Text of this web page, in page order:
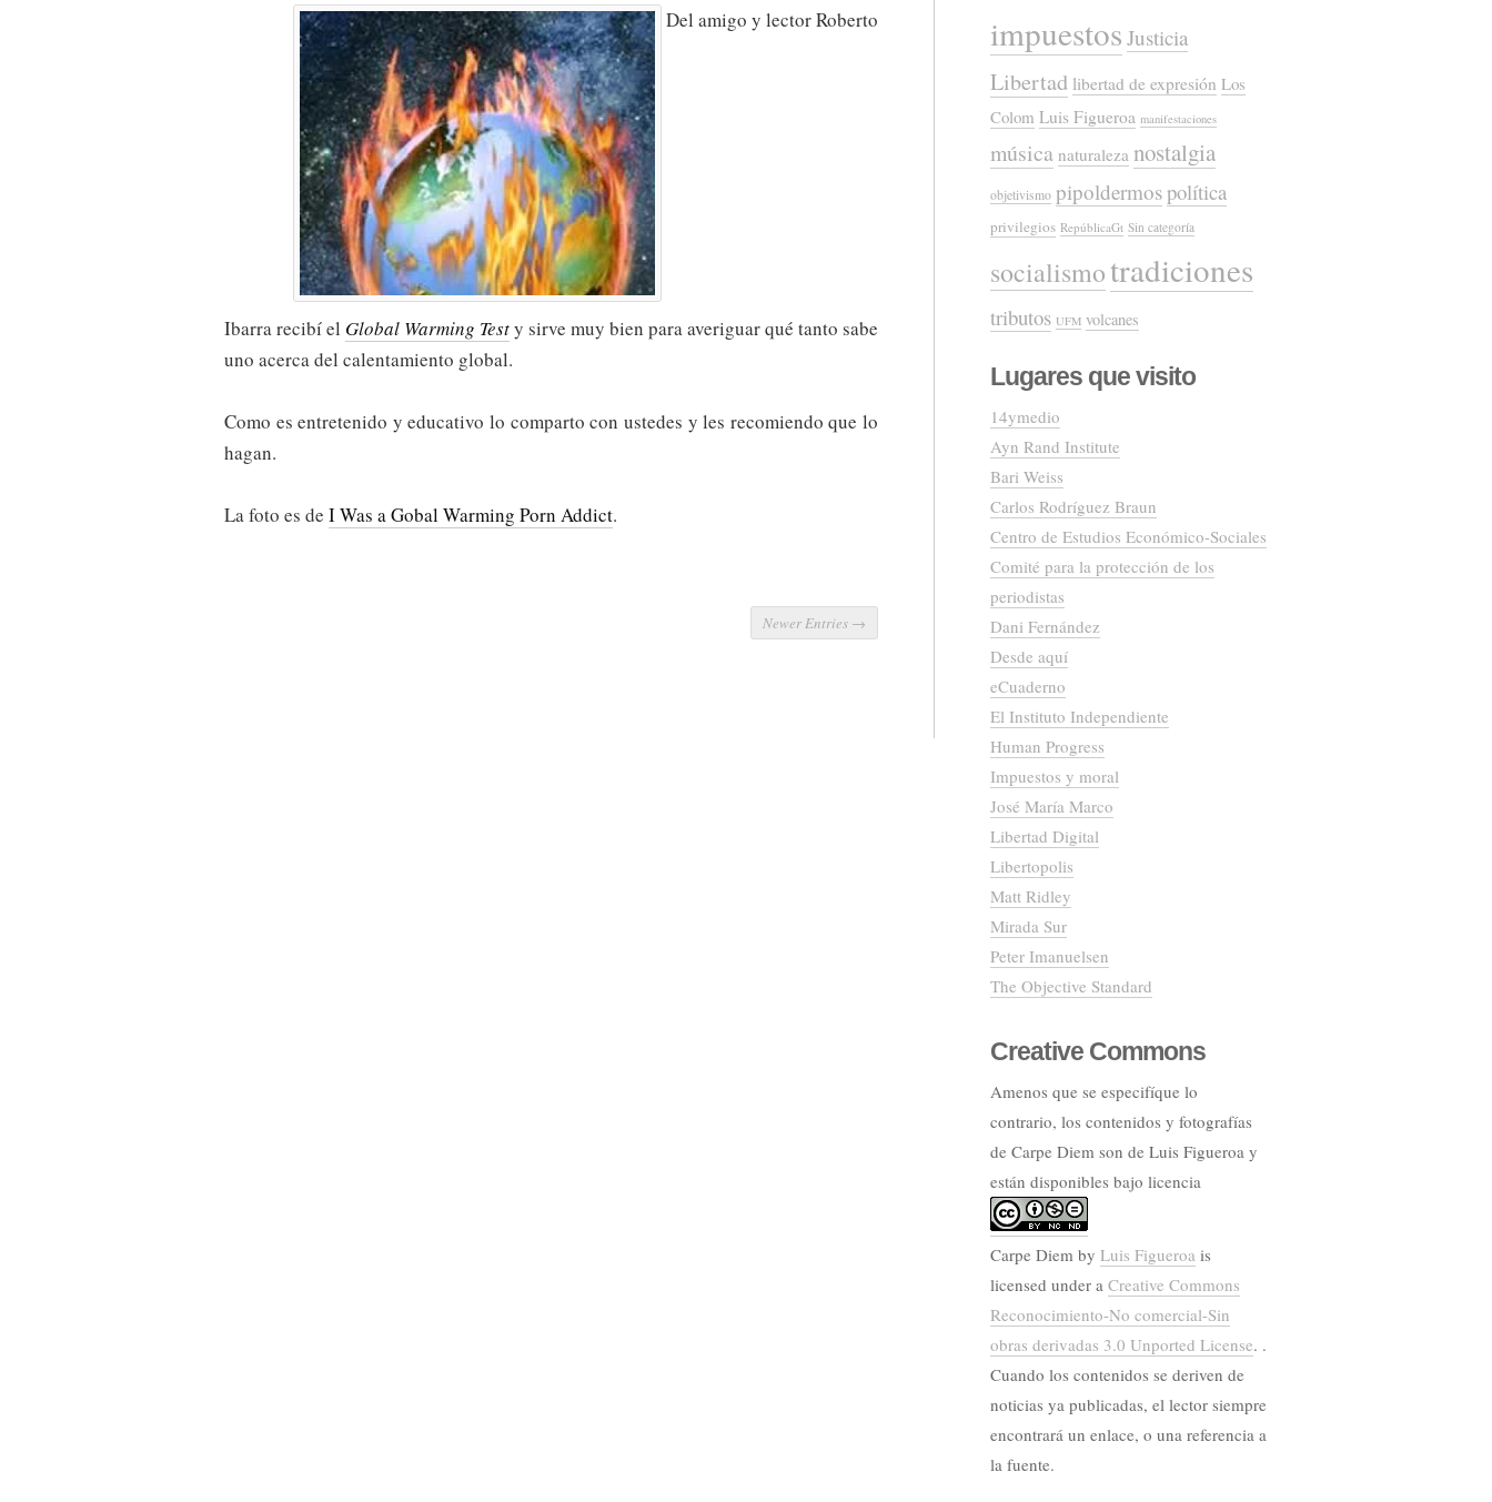
Del amigo y lector Roberto
Ibarra recibí el Global Warming Testy sirve muy bien para averiguar qué tanto sabe
uno acerca del calentamiento global.
Como es entretenido y educativo lo comparto con ustedes y les recomiendo que lo
hagan.
La foto es de I Was a Gobal Warming Porn Addict.
Newer Entries →
impuestos Justicia
Libertad libertad de expresión Los
Colom Luis Figueroa manifestaciones
música naturaleza nostalgia
objetivismo pipoldermospolítica
privilegios RepúblicaGt Sin categoría
socialismotradiciones
tributos UFM volcanes
Lugares que visito
14ymedio
Ayn Rand Institute
Bari Weiss
Carlos Rodríguez Braun
Centro de Estudios Económico-Sociales
Comité para la protección de los
periodistas
Dani Fernández
Desde aquí
eCuaderno
El Instituto Independiente
Human Progress
Impuestos y moral
José María Marco
Libertad Digital
Libertopolis
Matt Ridley
Mirada Sur
Peter Imanuelsen
The Objective Standard
Creative Commons
Amenos que se especifíque lo
contrario, los contenidos y fotografías
de Carpe Diem son de Luis Figueroa y
están disponibles bajo licencia
Carpe Diem by Luis Figueroa is
licensed under a Creative Commons
Reconocimiento-No comercial-Sin
obras derivadas 3.0 Unported License. .
Cuando los contenidos se deriven de
noticias ya publicadas, el lector siempre
encontrará un enlace, o una referencia a
la fuente.